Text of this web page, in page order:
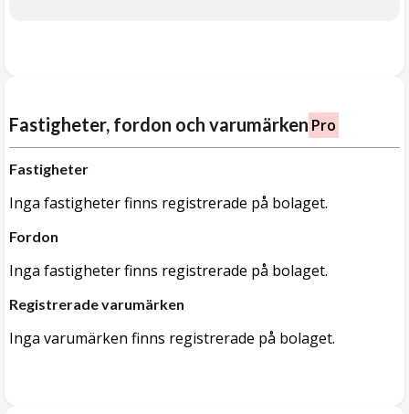
Fastigheter, fordon och varumärken Pro
Fastigheter
Inga fastigheter finns registrerade på bolaget.
Fordon
Inga fastigheter finns registrerade på bolaget.
Registrerade varumärken
Inga varumärken finns registrerade på bolaget.